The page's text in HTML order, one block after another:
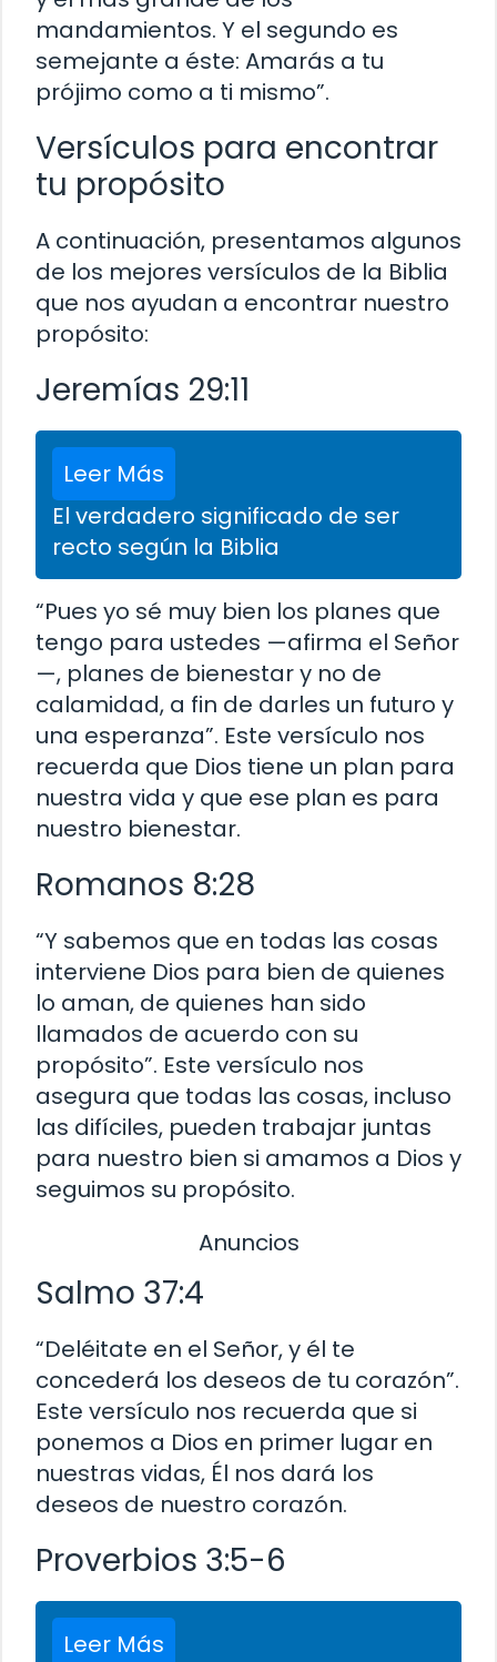
mandamientos. Y el segundo es
semejante a éste: Amarás a tu
prójimo como a ti mismo”.
Versículos para encontrar
tu propósito
A continuación, presentamos algunos
de los mejores versículos de la Biblia
que nos ayudan a encontrar nuestro
propósito:
Jeremías 29:11
Leer Más
El verdadero significado de ser
recto según la Biblia
“Pues yo sé muy bien los planes que
tengo para ustedes —afirma el Señor
—, planes de bienestar y no de
calamidad, a fin de darles un futuro y
una esperanza”. Este versículo nos
recuerda que Dios tiene un plan para
nuestra vida y que ese plan es para
nuestro bienestar.
Romanos 8:28
“Y sabemos que en todas las cosas
interviene Dios para bien de quienes
lo aman, de quienes han sido
llamados de acuerdo con su
propósito”. Este versículo nos
asegura que todas las cosas, incluso
las difíciles, pueden trabajar juntas
para nuestro bien si amamos a Dios y
seguimos su propósito.
Anuncios
Salmo 37:4
“Deléitate en el Señor, y él te
concederá los deseos de tu corazón”.
Este versículo nos recuerda que si
ponemos a Dios en primer lugar en
nuestras vidas, Él nos dará los
deseos de nuestro corazón.
Proverbios 3:5-6
Leer Más